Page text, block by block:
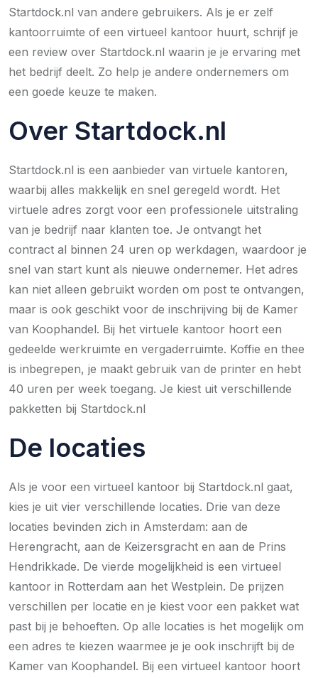
Startdock.nl van andere gebruikers. Als je er zelf
kantoorruimte of een virtueel kantoor huurt, schrijf je
een review over Startdock.nl waarin je je ervaring met
het bedrijf deelt. Zo help je andere ondernemers om
een goede keuze te maken.
Over Startdock.nl
Startdock.nl is een aanbieder van virtuele kantoren,
waarbij alles makkelijk en snel geregeld wordt. Het
virtuele adres zorgt voor een professionele uitstraling
van je bedrijf naar klanten toe. Je ontvangt het
contract al binnen 24 uren op werkdagen, waardoor je
snel van start kunt als nieuwe ondernemer. Het adres
kan niet alleen gebruikt worden om post te ontvangen,
maar is ook geschikt voor de inschrijving bij de Kamer
van Koophandel. Bij het virtuele kantoor hoort een
gedeelde werkruimte en vergaderruimte. Koffie en thee
is inbegrepen, je maakt gebruik van de printer en hebt
40 uren per week toegang. Je kiest uit verschillende
pakketten bij Startdock.nl
De locaties
Als je voor een virtueel kantoor bij Startdock.nl gaat,
kies je uit vier verschillende locaties. Drie van deze
locaties bevinden zich in Amsterdam: aan de
Herengracht, aan de Keizersgracht en aan de Prins
Hendrikkade. De vierde mogelijkheid is een virtueel
kantoor in Rotterdam aan het Westplein. De prijzen
verschillen per locatie en je kiest voor een pakket wat
past bij je behoeften. Op alle locaties is het mogelijk om
een adres te kiezen waarmee je je ook inschrijft bij de
Kamer van Koophandel. Bij een virtueel kantoor hoort